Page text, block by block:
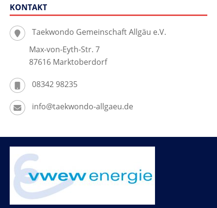
KONTAKT
Taekwondo Gemeinschaft Allgäu e.V.
Max-von-Eyth-Str. 7
87616 Marktoberdorf
08342 98235
info@taekwondo-allgaeu.de